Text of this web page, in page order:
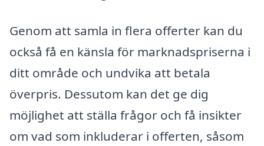
Genom att samla in flera offerter kan du
också få en känsla för marknadspriserna i
ditt område och undvika att betala
överpris. Dessutom kan det ge dig
möjlighet att ställa frågor och få insikter
om vad som inkluderar i offerten, såsom